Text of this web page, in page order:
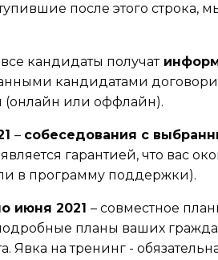
после этого строка,
все кандидаты получат
кандидатами
(онлайн или оффлайн).
– собеседования с
гарантией, что вас
в программу поддержки).
июня 2021 – совместное
планы ваших
Явка на тренинг -